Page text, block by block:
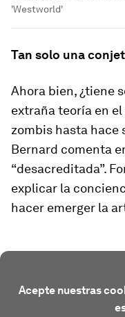
'Westworld'
Tan solo una
Ahora bien, ¿tiene
extraña teoría en el
zombis hasta hace
Bernard comenta
“desacreditada”.
explicar la
hacer emerger la
Acepte nuestras